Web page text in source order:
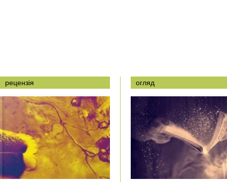
рецензія огляд